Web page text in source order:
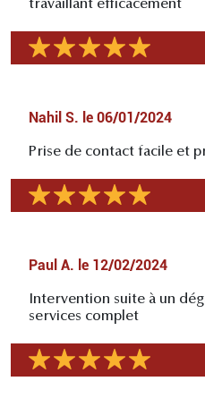
travaillant efficacement
Nahil S. le 06/01/2024
Prise de contact facile et
Paul A. le 12/02/2024
Intervention suite à un
services complet